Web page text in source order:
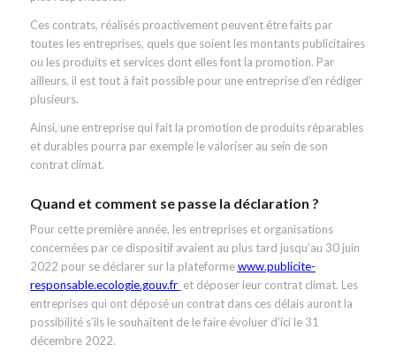
Ces contrats, réalisés proactivement peuvent être faits par
toutes les entreprises, quels que soient les montants publicitaires
ou les produits et services dont elles font la promotion. Par
ailleurs, il est tout à fait possible pour une entreprise d’en rédiger
plusieurs.
Ainsi, une entreprise qui fait la promotion de produits réparables
et durables pourra par exemple le valoriser au sein de son
contrat climat.
Quand et comment se passe la déclaration ?
Pour cette première année, les entreprises et organisations
concernées par ce dispositif avaient au plus tard jusqu’au 30 juin
2022 pour se déclarer sur la plateformewww.publicite-
responsable.ecologie.gouv.fr et déposer leur contrat climat. Les
entreprises qui ont déposé un contrat dans ces délais auront la
possibilité s’ils le souhaitent de le faire évoluer d’ici le 31
décembre 2022.